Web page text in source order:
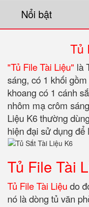
Nổi bật
Tủ
"Tủ File Tài Liệu" là
sáng, có 1 khối
khoang có 1 cánh
nhôm mạ crôm
Liệu K6 thường
hiện đại sử dụng
Tủ File Tài
Tủ File Tài Liệu do
nó là dòng tủ văn